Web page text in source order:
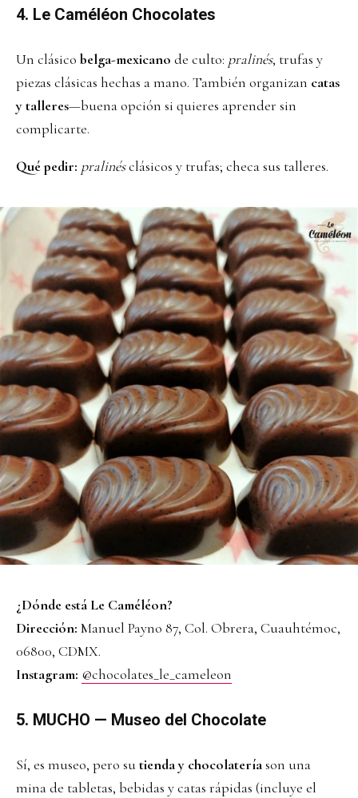
4. Le Caméléon Chocolates
Un clásico belga-mexicano de culto: pralinés, trufas y
piezas clásicas hechas a mano. También organizan catas
y talleres—buena opción si quieres aprender sin
complicarte.
Qué pedir: pralinésclásicos y trufas; checa sus talleres.
¿Dónde está Le Caméléon?
Dirección: Manuel Payno 87, Col. Obrera, Cuauhtémoc,
06800, CDMX.
Instagram: @chocolates_le_cameleon
5. MUCHO — Museo del Chocolate
Sí, es museo, pero sutienda y chocolateríason una
mina de tabletas, bebidas y catas rápidas (incluye el